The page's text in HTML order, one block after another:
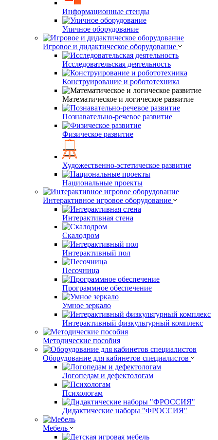
Информационные стенды
Уличное оборудование
Игровое и дидактическое оборудование
Исследовательская деятельность
Конструирование и робототехника
Математическое и логическое развитие
Познавательно-речевое развитие
Физическое развитие
Художественно-эстетическое развитие
Национальные проекты
Интерактивное игровое оборудование
Интерактивная стена
Скалодром
Интерактивный пол
Песочница
Программное обеспечение
Умное зеркало
Интерактивный физкультурный комплекс
Методические пособия
Оборудование для кабинетов специалистов
Логопедам и дефектологам
Психологам
Дидактические наборы "ФРОССИЯ"
Мебель